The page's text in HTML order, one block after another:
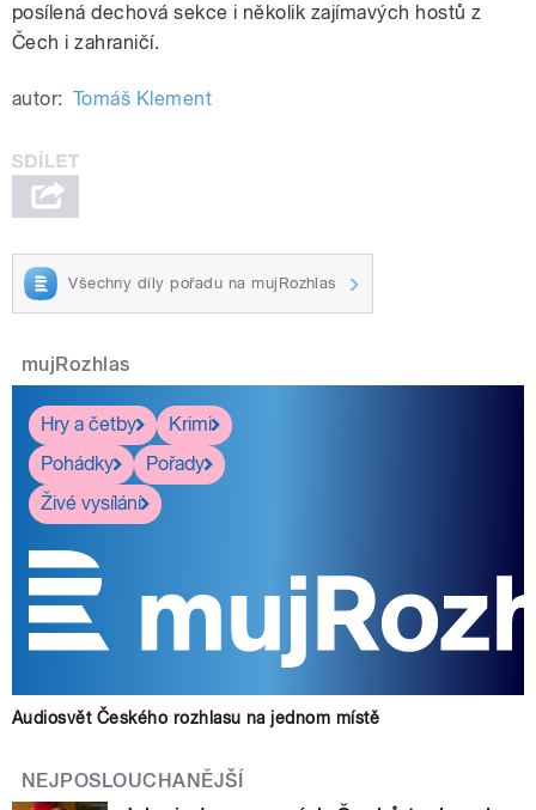
posílená dechová sekce i několik zajímavých hostů z
Čech i zahraničí.
autor: Tomáš Klement
Všechny díly pořadu na mujRozhlas
mujRozhlas
Hry a četby
Krimi
Pohádky
Pořady
Živé vysílání
Audiosvět Českého rozhlasu na jednom místě
NEJPOSLOUCHANĚJŠÍ